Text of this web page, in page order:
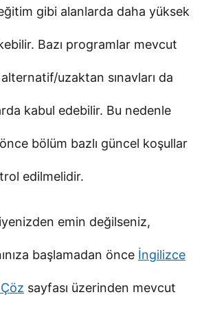
gibi alanlarda daha yüksek
Bazı programlar mevcut
uzaktan sınavları da
kabul edebilir. Bu nedenle
bölüm bazlı güncel koşullar
edilmelidir.
emin değilseniz,
başlamadan önce İngilizce
sayfası üzerinden mevcut